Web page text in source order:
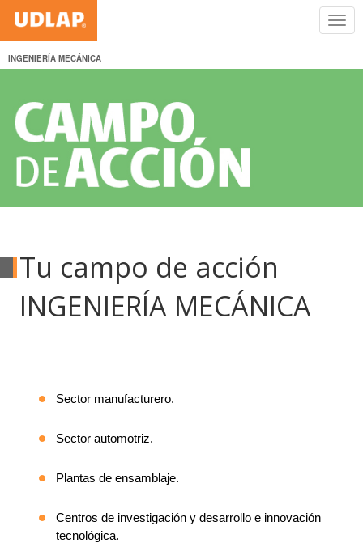
INGENIERÍA MECÁNICA
Tu campo de acción
INGENIERÍA MECÁNICA
Sector manufacturero.
Sector automotriz.
Plantas de ensamblaje.
Centros de investigación y desarrollo e innovación
tecnológica.